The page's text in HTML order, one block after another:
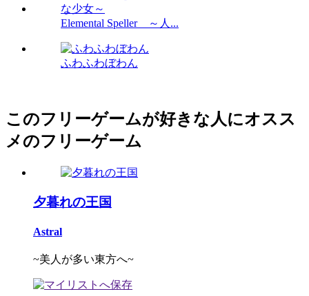
Elemental Speller ～人...
ふわふわぼわん
このフリーゲームが好きな人にオスス
メのフリーゲーム
夕暮れの王国
Astral
~美人が多い東方へ~